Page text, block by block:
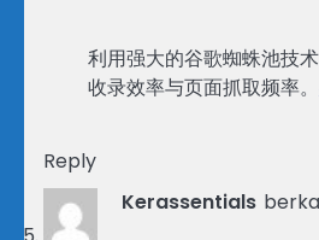
利用强大的谷歌蜘蛛池技
收录效率与页面抓取频率。
Reply
Kerassentials